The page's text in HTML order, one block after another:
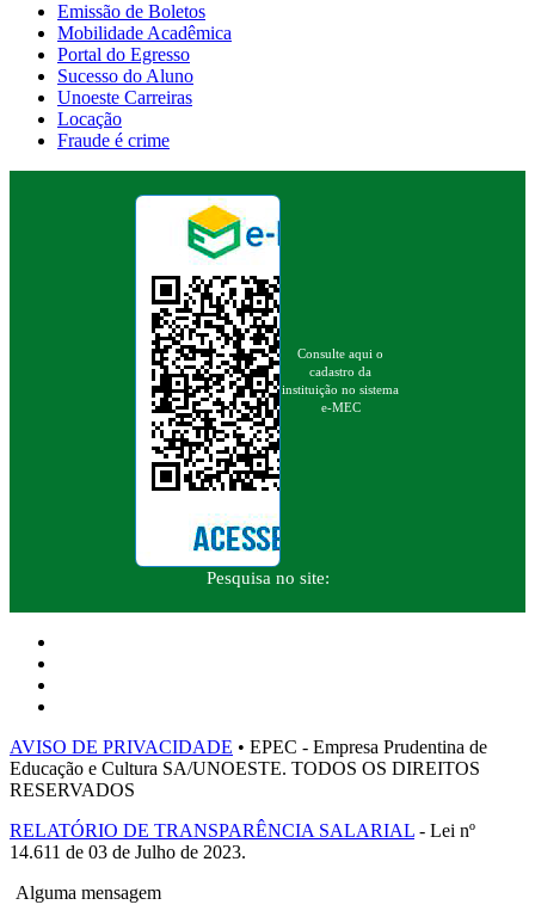
Emissão de Boletos
Mobilidade Acadêmica
Portal do Egresso
Sucesso do Aluno
Unoeste Carreiras
Locação
Fraude é crime
Consulte aqui o
cadastro da
instituição no sistema
e-MEC
Pesquisa no site:
AVISO DE PRIVACIDADE • EPEC - Empresa Prudentina de
Educação e Cultura SA/UNOESTE. TODOS OS DIREITOS
RESERVADOS
RELATÓRIO DE TRANSPARÊNCIA SALARIAL - Lei nº
14.611 de 03 de Julho de 2023.
Alguma mensagem